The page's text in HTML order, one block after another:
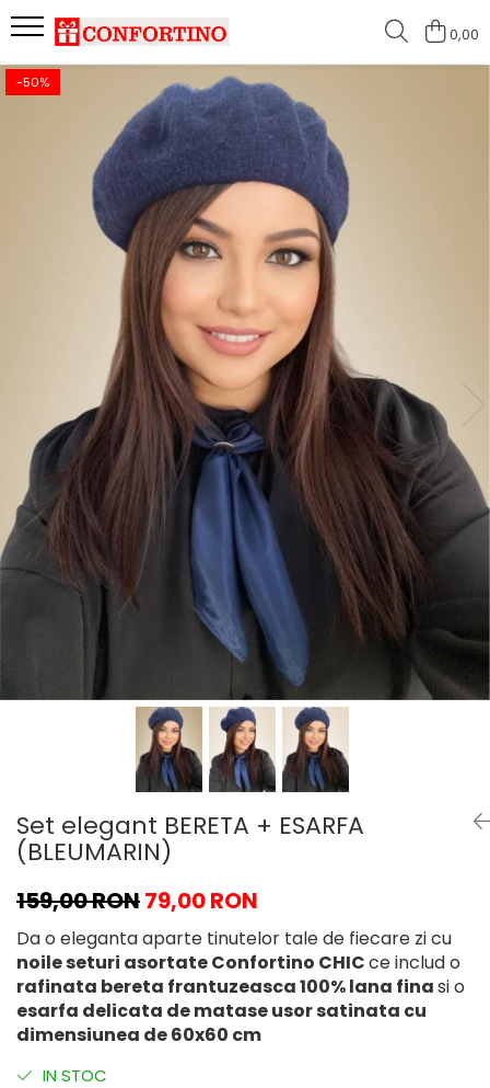
0,00
Set elegant BERETA + ESARFA
(BLEUMARIN)
-50%
159,00 RON79,00 RON
Da o eleganta aparte tinutelor tale de fiecare zi cu
noile seturi asortate Confortino CHICce includ o
rafinata bereta frantuzeasca 100% lana finasi o
esarfa delicata de matase usor satinata cu
dimensiunea de 60x60 cm
IN STOC